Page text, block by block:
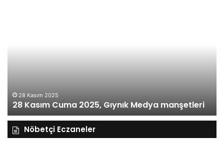
28 Kasım 2025
28 Kasım Cuma 2025, Gıynık Medya manşetleri
Nöbetçi Eczaneler